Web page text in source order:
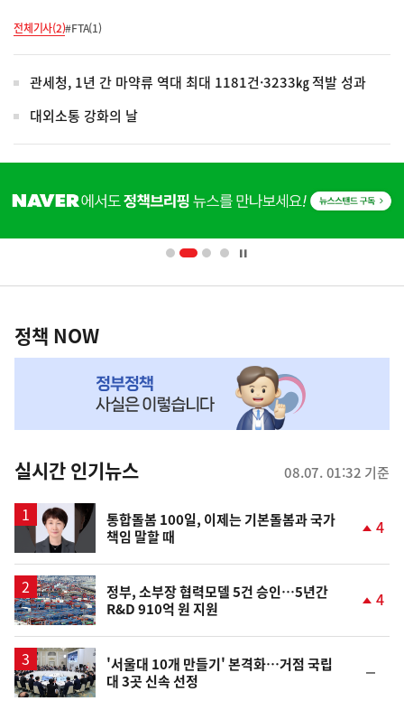
전체기사(2)#FTA(1)
관세청, 1년 간 마약류 역대 최대 1181건·3233㎏ 적발 성과
대외소통 강화의 날
단
배
영
책
NOW,
뉴
스
정책 NOW
실시간 인기뉴스 08.07. 01:32 기준
통합돌봄 100일, 이제는 기본돌봄과 국가
책임 말할 때
계
4
정부, 소부장 협력모델 5건 승인…5년간
R&D 910억 원 지원
계
4
'서울대 10개 만들기' 본격화…거점 국립
대 3곳 신속 선정